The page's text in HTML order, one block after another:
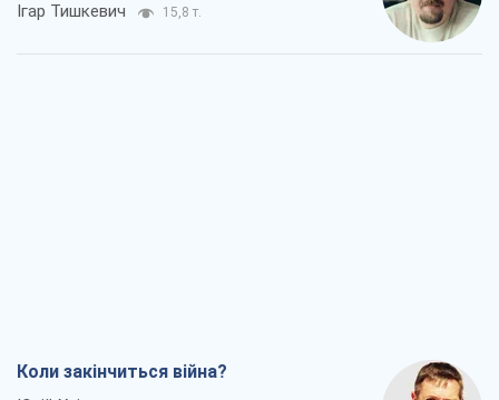
Ігар Тишкевич 15,8 т.
Коли закінчиться війна?